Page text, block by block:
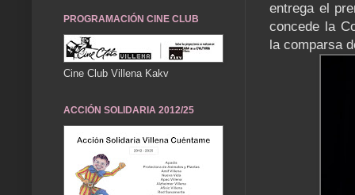
entrega el
concede la
la comparsa
PROGRAMACIÓN CINE CLUB
Cine Club Villena Kakv
ACCIÓN SOLIDARIA 2012/25